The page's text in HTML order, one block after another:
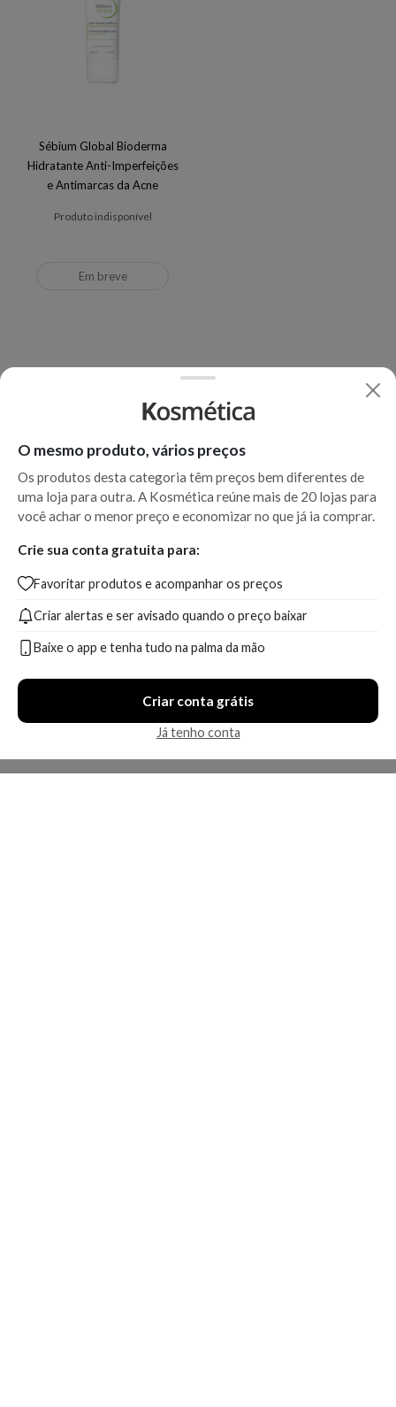
Sébium Global Bioderma
Hidratante Anti-Imperfeições
e Antimarcas da Acne
Produto indisponível
Em breve
O mesmo produto, vários preços
Os produtos desta categoria têm preços bem diferentes de
uma loja para outra. A Kosmética reúne mais de 20 lojas para
você achar o menor preço e economizar no que já ia comprar.
Crie sua conta gratuita para:
Favoritar produtos e acompanhar os preços
Criar alertas e ser avisado quando o preço baixar
Baixe o app e tenha tudo na palma da mão
Criar conta grátis
Já tenho conta